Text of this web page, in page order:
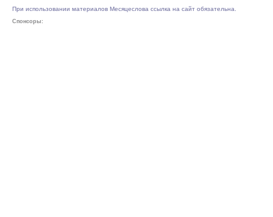
При использовании материалов Месяцеслова ссылка на сайт обязательна.
Спонсоры: